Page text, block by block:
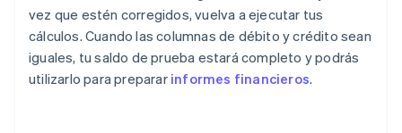
vez que estén corregidos, vuelva a ejecutar tus
cálculos. Cuando las columnas de débito y crédito sean
iguales, tu saldo de prueba estará completo y podrás
utilizarlo para preparar informes financieros.